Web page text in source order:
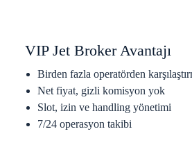
VIP Jet Broker Avantajı
Birden fazla operatörden
Net fiyat, gizli komisyon yok
Slot, izin ve handling yönetimi
7/24 operasyon takibi